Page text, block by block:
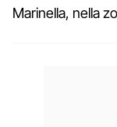
Marinella, nella